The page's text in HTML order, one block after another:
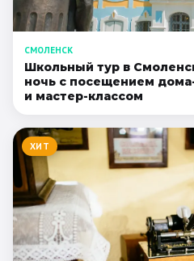
СМОЛЕНСК
Школьный тур в
ночь с посещением
и мастер-классом
ХИТ